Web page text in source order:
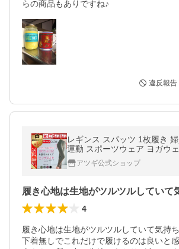
らの商品もありですね♪
違反報告
レギンス スパッツ 1枚履き
運動 スポーツウェア ヨガウ
ツギ N49000
アツギ公式ショップ
4
履き心地は生地がツルツルしていて気持ち
下着無しでこれだけで履けるのは良いと